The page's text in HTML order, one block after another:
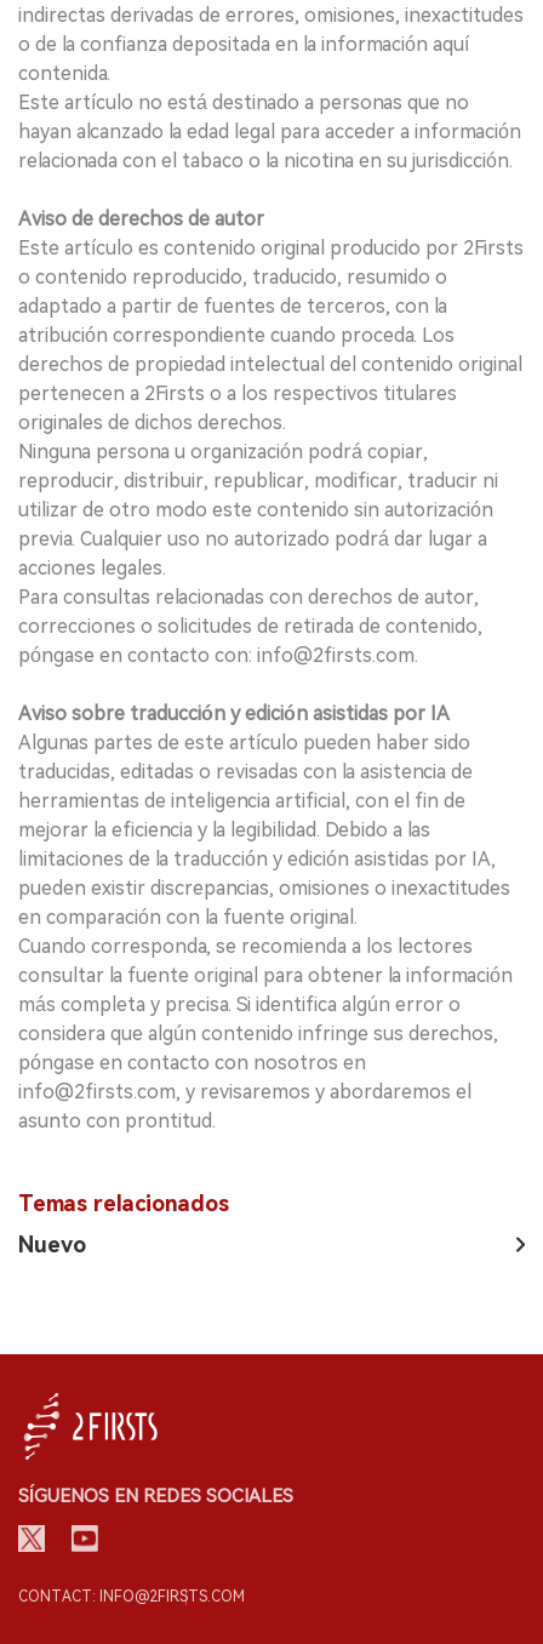
indirectas derivadas de errores, omisiones, inexactitudes
o de la confianza depositada en la información aquí
contenida.
Este artículo no está destinado a personas que no
hayan alcanzado la edad legal para acceder a información
relacionada con el tabaco o la nicotina en su jurisdicción.
Aviso de derechos de autor
Este artículo es contenido original producido por 2Firsts
o contenido reproducido, traducido, resumido o
adaptado a partir de fuentes de terceros, con la
atribución correspondiente cuando proceda. Los
derechos de propiedad intelectual del contenido original
pertenecen a 2Firsts o a los respectivos titulares
originales de dichos derechos.
Ninguna persona u organización podrá copiar,
reproducir, distribuir, republicar, modificar, traducir ni
utilizar de otro modo este contenido sin autorización
previa. Cualquier uso no autorizado podrá dar lugar a
acciones legales.
Para consultas relacionadas con derechos de autor,
correcciones o solicitudes de retirada de contenido,
póngase en contacto con: info@2firsts.com.
Aviso sobre traducción y edición asistidas por IA
Algunas partes de este artículo pueden haber sido
traducidas, editadas o revisadas con la asistencia de
herramientas de inteligencia artificial, con el fin de
mejorar la eficiencia y la legibilidad. Debido a las
limitaciones de la traducción y edición asistidas por IA,
pueden existir discrepancias, omisiones o inexactitudes
en comparación con la fuente original.
Cuando corresponda, se recomienda a los lectores
consultar la fuente original para obtener la información
más completa y precisa. Si identifica algún error o
considera que algún contenido infringe sus derechos,
póngase en contacto con nosotros en
info@2firsts.com, y revisaremos y abordaremos el
asunto con prontitud.
Temas relacionados
Nuevo
SÍGUENOS EN REDES SOCIALES
CONTACT: INFO@2FIRSTS.COM